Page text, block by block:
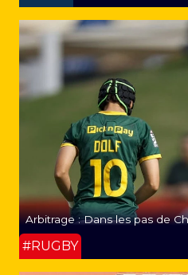
Arbitrage : Dans les pas de
#RUGBY